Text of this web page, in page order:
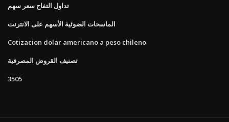
تداول التفاح سعر سهم
الماسحات الضوئية الأسهم على الانترنت
Cotizacion dolar americano a peso chileno
تصنيف القروض المصرفية
3505